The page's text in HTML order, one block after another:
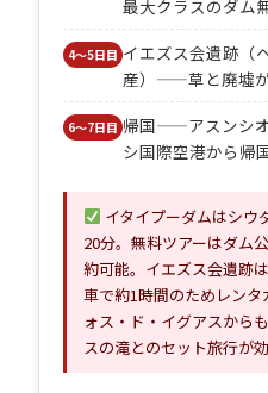
最大クラスのダム
4〜5日目 イエズス会遺跡（
産）——草と廃墟
6〜7日目 帰国——アスンシ
シ国際空港から帰
イタイプーダムはシウ
20分。無料ツアーはダム
約可能。イエズス会遺跡
車で約1時間のためレン
ォス・ド・イグアスから
スの滝とのセット旅行が効